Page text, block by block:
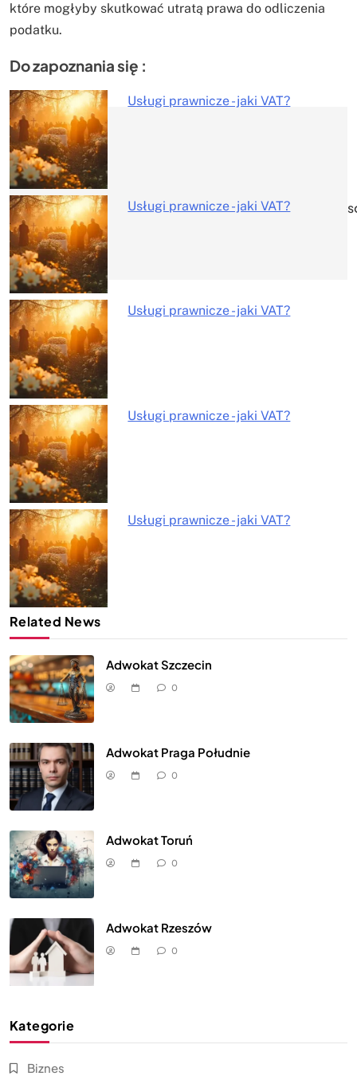
które mogłyby skutkować utratą prawa do odliczenia
podatku.
Do zapoznania się :
Usługi prawnicze - jaki VAT?
Usługi prawnicze - jaki VAT?
Usługi prawnicze - jaki VAT?
Usługi prawnicze - jaki VAT?
Usługi prawnicze - jaki VAT?
Nawigacja
wpisu
Related News
Adwokat Szczecin
0
Adwokat Praga Południe
0
Adwokat Toruń
0
Adwokat Rzeszów
0
Kategorie
Biznes